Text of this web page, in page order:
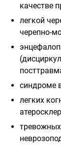
качестве
легкой
черепно-
синдроме
легких
тревожных